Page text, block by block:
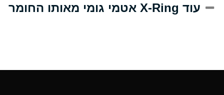
(Aqueous) עוד X-Ring אטמי גומי מאותו החומר